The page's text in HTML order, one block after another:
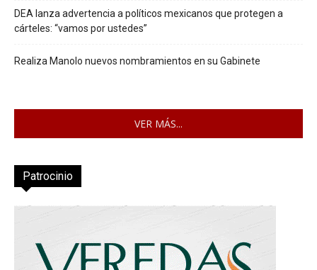
DEA lanza advertencia a políticos mexicanos que protegen a
cárteles: “vamos por ustedes”
Realiza Manolo nuevos nombramientos en su Gabinete
VER MÁS...
Patrocinio